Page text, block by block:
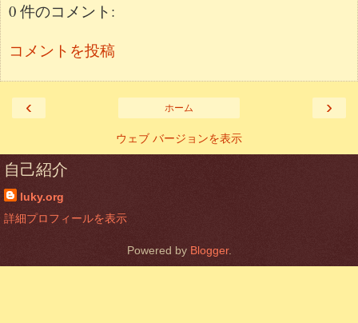
0 件のコメント:
コメントを投稿
‹ ›
ホーム
ウェブ バージョンを表示
自己紹介
luky.org
詳細プロフィールを表示
Powered by Blogger.